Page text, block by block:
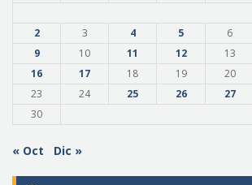
2
3 4 5 6
9
10 11 12 13
16
17 18 19 20
23
24 25 26 27
30
« Oct Dic »